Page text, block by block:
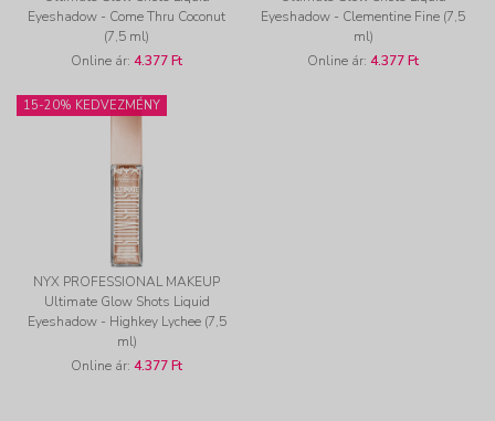
Eyeshadow - Come Thru Coconut
(7,5 ml)
Online ár: 4.377 Ft
Eyeshadow - Clementine Fine (7,5
ml)
Online ár: 4.377 Ft
15-20% KEDVEZMÉNY
NYX PROFESSIONAL MAKEUP
Ultimate Glow Shots Liquid
Eyeshadow - Highkey Lychee (7,5
ml)
Online ár: 4.377 Ft